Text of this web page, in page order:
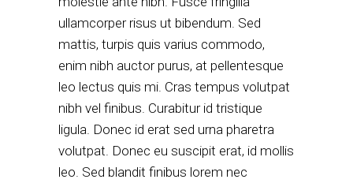
ullamcorper risus ut bibendum. Sed
mattis, turpis quis varius commodo,
enim nibh auctor purus, at pellentesque
leo lectus quis mi. Cras tempus volutpat
nibh vel finibus. Curabitur id tristique
ligula. Donec id erat sed urna pharetra
volutpat. Donec eu suscipit erat, id mollis
leo. Sed blandit finibus lorem nec